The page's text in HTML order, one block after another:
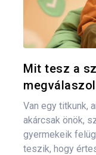
Mit tesz a
Van egy titkunk,
akárcsak önök,
gyermekeik
teszik, hogy